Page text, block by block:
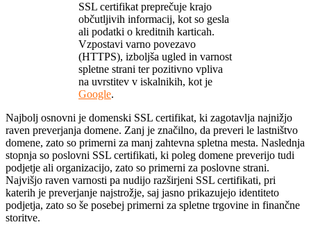
SSL certifikat preprečuje krajo
občutljivih informacij, kot so gesla
ali podatki o kreditnih karticah.
Vzpostavi varno povezavo
(HTTPS), izboljša ugled in varnost
spletne strani ter pozitivno vpliva
na uvrstitev v iskalnikih, kot je
Google.
Najbolj osnovni je domenski SSL certifikat, ki zagotavlja najnižjo
raven preverjanja domene. Zanj je značilno, da preveri le lastništvo
domene, zato so primerni za manj zahtevna spletna mesta. Naslednja
stopnja so poslovni SSL certifikati, ki poleg domene preverijo tudi
podjetje ali organizacijo, zato so primerni za poslovne strani.
Najvišjo raven varnosti pa nudijo razširjeni SSL certifikati, pri
katerih je preverjanje najstrožje, saj jasno prikazujejo identiteto
podjetja, zato so še posebej primerni za spletne trgovine in finančne
storitve.